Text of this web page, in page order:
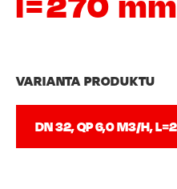
VARIANTA PRODUKTU